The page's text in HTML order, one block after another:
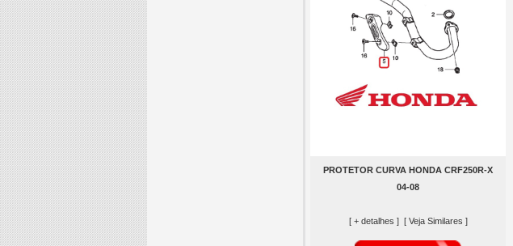
PROTETOR CURVA HONDA CRF250R-X
04-08
[ + detalhes ] [ Veja Similares ]